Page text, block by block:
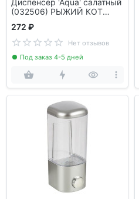
(032506) РЫЖИЙ КОТ
272 ₽
Нет отзывов
Под заказ 4-5 дней